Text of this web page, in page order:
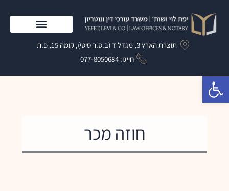
לתוכן
תוצרת הארץ 3, מגדל ד (ב.ס.ר סיטי), קומה 15, פ.ת
חייגו: 077-8050684​
חוזה מכר
פתח סרגל נגישות